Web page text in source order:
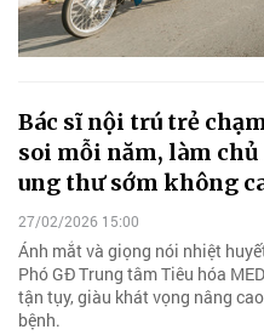
Bác sĩ nội trú trẻ
soi mỗi năm, làm
ung thư sớm không
27/02/2026 15:00
Ánh mắt và giọng nói nhiệt
Phó GĐ Trung tâm Tiêu hóa
tận tụy, giàu khát vọng nâng
bệnh.